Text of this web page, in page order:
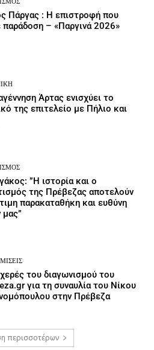
Πάργας : Η επιστροφή που
παράδοση – «Παργινά 2026»
Άρτας ενισχύει το
της επιτελείο με Πήλιο και
”Η ιστορία και ο
της Πρέβεζας αποτελούν
παρακαταθήκη και ευθύνη
του διαγωνισμού του
για τη συναυλία του Νίκου
στην Πρέβεζα
περισσοτέρων